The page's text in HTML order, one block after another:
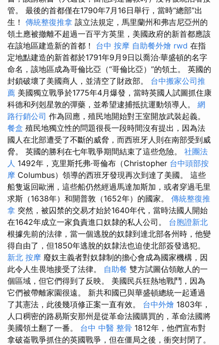
管。 最後的首都僅在1790年7月16日舉行，當時“總部”出
生！ 傳統整復推拿 該立法規定，馬里蘭州和弗吉尼亞州的
領土應被撤離不超過一百平方英里，美國政府的新首都應該
在該地區建造新的首都！ 台中 按摩 自助餐外燴 rwd 在指
定地點建造的新首都於1791年9月9日以喬治·華盛頓的名字
命名，該地區成為哥倫比亞（“哥倫比亞）”的領土。 英國的
封鎖破壞了美國商人，並清空了財政部。 台中搬家公司推
薦 美國獨立戰爭於1775年4月爆發，當時英國人試圖抓住康
科德和列剋星敦的彈藥，並希望逮捕抵抗運動領導人。 網
路行銷公司 作為回應，殖民地開始對王室開放武裝起義。
餐盒 殖民地獨立性的問題很長一段時間沒有提出，因為法
國人在北部遭受了不斷的威脅，而西班牙人則在南部受到威
脅。 英國的勝利在七年戰爭期間結束了這些危險。 社團法
人 1492年，克里斯托弗·哥倫布（Christopher 台中頭部按
摩 Columbus）領導的西班牙發現再次到達了美國。 這些
船隻返回歐洲，這些船仍然經過馬達加斯加，或者穿過毛里
求斯（1638年）和開普敦（1652年）的國家。 傳統整復推
拿 突然，被囚禁的交易才始於1640年代，當時法國人開始
在1642年成立一家負責進口奴隸的私人公司。 台胞證新北
根據先前的法律，當一個逃脫的奴隸到達北部各州時，他變
得自由了，但1850年逃脫的奴隸法也迫使北部簽發逃犯。
新北 按摩 廢奴主義者對奴隸制的擔心會成為國家機構，因
此令人生畏地接受了法律。 自助餐 雙方試圖佔領敵人的一
個區域，但它們得到了反映。 美國民兵狂熱地戰鬥，因為
它們被帶離家園很遠。 新共和國已與華盛頓總統一起通過
了其憲法，此後幾項修正案一直有效。 台中外燴 1803年，
人口稠密的路易斯安那州是從革命法國購買的，革命法國將
美國領土翻了一番。 台中 中醫 整骨 1812年，他們宣布對
拿破崙戰爭抓住的英國戰爭，但在僵局之後，衝突封閉了。